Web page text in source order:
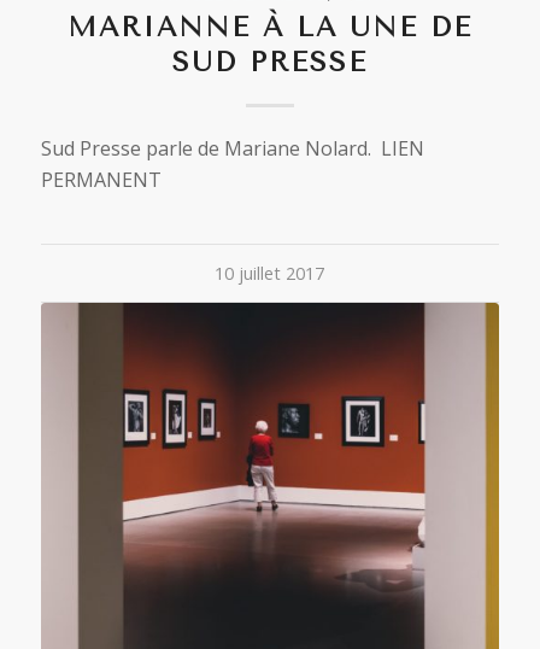
MARIANNE À LA UNE DE
SUD PRESSE
Sud Presse parle de Mariane Nolard. LIEN
PERMANENT
10 juillet 2017